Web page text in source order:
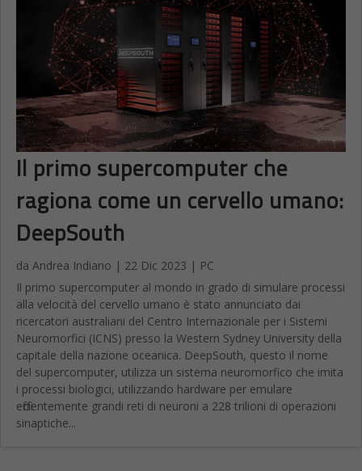
Il primo supercomputer che
ragiona come un cervello umano:
DeepSouth
da Andrea Indiano | 22 Dic 2023 | PC
Il primo supercomputer al mondo in grado di simulare processi
alla velocità del cervello umano è stato annunciato dai
ricercatori australiani del Centro Internazionale per i Sistemi
Neuromorfici (ICNS) presso la Western Sydney University della
capitale della nazione oceanica. DeepSouth, questo il nome
del supercomputer, utilizza un sistema neuromorfico che imita
i processi biologici, utilizzando hardware per emulare
efficientemente grandi reti di neuroni a 228 trilioni di operazioni
sinaptiche...